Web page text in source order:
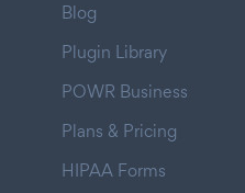
Blog
Plugin Library
POWR Business
Plans & Pricing
HIPAA Forms